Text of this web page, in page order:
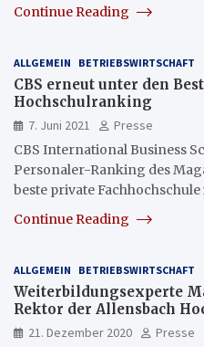
Continue Reading
ALLGEMEIN BETRIEBSWIRTSCHAFT
CBS erneut unter den
Hochschulranking
7. Juni 2021
Presse
CBS International Business
Personaler-Ranking des
beste private
Continue Reading
ALLGEMEIN BETRIEBSWIRTSCHAFT
Weiterbildungsexperte
Rektor der Allensbach
21. Dezember 2020
Presse